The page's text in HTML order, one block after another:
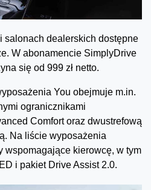
salonach dealerskich dostępne
W abonamencie SimplyDrive
się od 999 zł netto.
You obejmuje m.in.
ogranicznikami
Comfort oraz dwustrefową
Na liście wyposażenia
wspomagające kierowcę, w tym
i pakiet Drive Assist 2.0.